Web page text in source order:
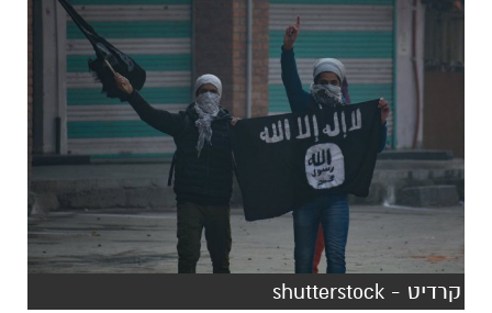
קרדיט - shutterstock